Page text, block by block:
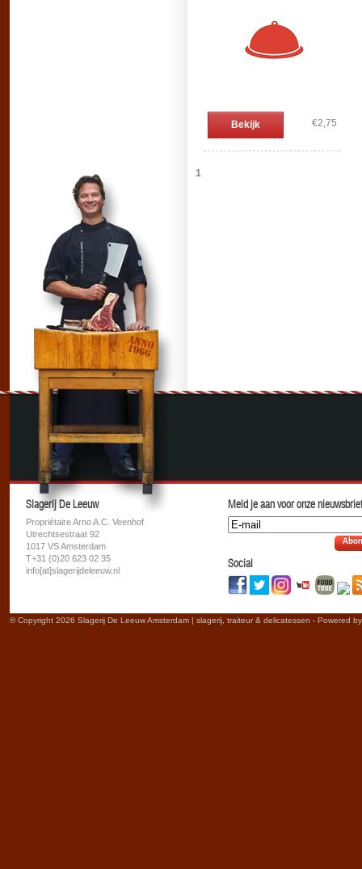
Bekijk €2,75
1
Slagerij De Leeuw
Propriétaire Arno A.C. Veenhof
Utrechtsestraat 92
1017 VS Amsterdam
T+31 (0)20 623 02 35
info[at]slagerijdeleeuw.nl
Meld je aan voor onze
Social
© Copyright 2026 Slagerij De Leeuw Amsterdam | slagerij, traiteur & delicatessen - Powered